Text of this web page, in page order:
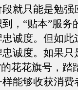
就只能是勉强
，“贴本”服务
诚度。但如此
诚度。如果只
花花旗号，踏
能够收获消费